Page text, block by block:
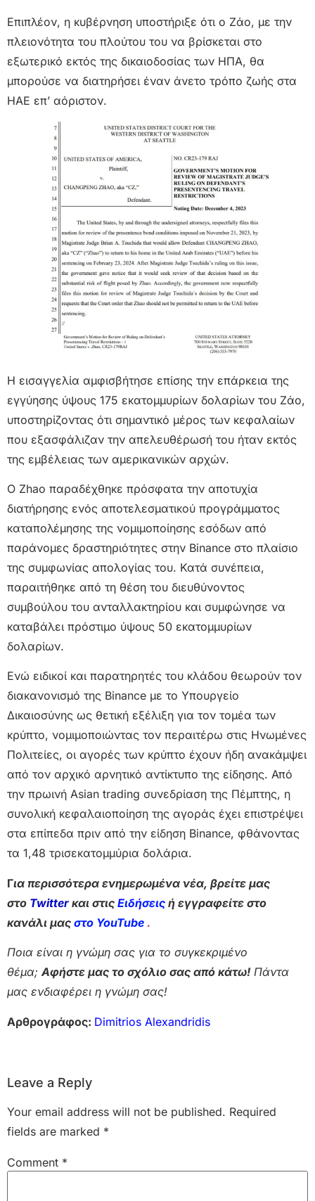
Επιπλέον, η κυβέρνηση υποστήριξε ότι ο Ζάο, με την
πλειονότητα του πλούτου του να βρίσκεται στο
εξωτερικό εκτός της δικαιοδοσίας των ΗΠΑ, θα
μπορούσε να διατηρήσει έναν άνετο τρόπο ζωής στα
ΗΑΕ επ’ αόριστον.
Η εισαγγελία αμφισβήτησε επίσης την επάρκεια της
εγγύησης ύψους 175 εκατομμυρίων δολαρίων του Ζάο,
υποστηρίζοντας ότι σημαντικό μέρος των κεφαλαίων
που εξασφάλιζαν την απελευθέρωσή του ήταν εκτός
της εμβέλειας των αμερικανικών αρχών.
Ο Zhao παραδέχθηκε πρόσφατα την αποτυχία
διατήρησης ενός αποτελεσματικού προγράμματος
καταπολέμησης της νομιμοποίησης εσόδων από
παράνομες δραστηριότητες στην Binance στο πλαίσιο
της συμφωνίας απολογίας του. Κατά συνέπεια,
παραιτήθηκε από τη θέση του διευθύνοντος
συμβούλου του ανταλλακτηρίου και συμφώνησε να
καταβάλει πρόστιμο ύψους 50 εκατομμυρίων
δολαρίων.
Ενώ ειδικοί και παρατηρητές του κλάδου θεωρούν τον
διακανονισμό της Binance με το Υπουργείο
Δικαιοσύνης ως θετική εξέλιξη για τον τομέα των
κρύπτο, νομιμοποιώντας τον περαιτέρω στις Ηνωμένες
Πολιτείες, οι αγορές των κρύπτο έχουν ήδη ανακάμψει
από τον αρχικό αρνητικό αντίκτυπο της είδησης. Από
την πρωινή Asian trading συνεδρίαση της Πέμπτης, η
συνολική κεφαλαιοποίηση της αγοράς έχει επιστρέψει
στα επίπεδα πριν από την είδηση Binance, φθάνοντας
τα 1,48 τρισεκατομμύρια δολάρια.
Για περισσότερα ενημερωμένα νέα, βρείτε μας
στο Twitter και στις Ειδήσεις ή εγγραφείτε στο
κανάλι μας στο YouTube .
Ποια είναι η γνώμη σας για το συγκεκριμένο
θέμα;Αφήστε μας το σχόλιο σας από κάτω! Πάντα
μας ενδιαφέρει η γνώμη σας!
Αρθρογράφος: Dimitrios Alexandridis
Leave a Reply
Your email address will not be published. Required
fields are marked *
Comment *